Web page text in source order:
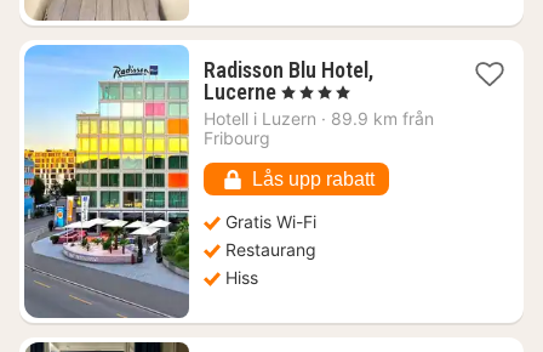
Radisson Blu Hotel,
Lucerne1
natt
kr.
, 4 Stjärnor
Hotell i Luzern · 89.9 km från
Fribourg
Lås upp rabatt
Gratis Wi-Fi
Restaurang
Hiss